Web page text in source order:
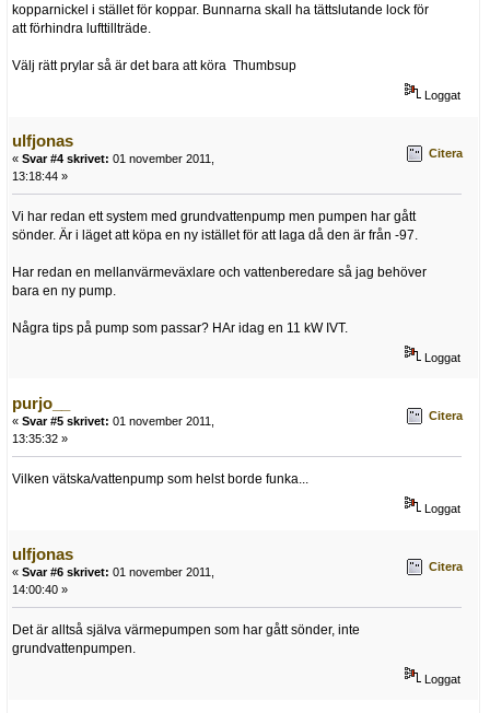
kopparnickel i stället för koppar. Bunnarna skall ha tättslutande lock för
att förhindra lufttillträde.
Välj rätt prylar så är det bara att köra Thumbsup
Loggat
ulfjonas
« Svar #4 skrivet: 01 november 2011,
13:18:44 »
Citera
Vi har redan ett system med grundvattenpump men pumpen har gått
sönder. Är i läget att köpa en ny istället för att laga då den är från -97.
Har redan en mellanvärmeväxlare och vattenberedare så jag behöver
bara en ny pump.
Några tips på pump som passar? HAr idag en 11 kW IVT.
Loggat
purjo__
« Svar #5 skrivet: 01 november 2011,
13:35:32 »
Citera
Vilken vätska/vattenpump som helst borde funka...
Loggat
ulfjonas
« Svar #6 skrivet: 01 november 2011,
14:00:40 »
Citera
Det är alltså själva värmepumpen som har gått sönder, inte
grundvattenpumpen.
Loggat